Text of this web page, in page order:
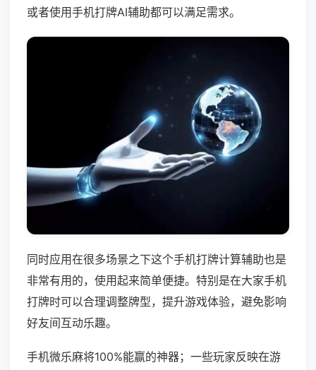
或者使用手机打牌AI辅助都可以满足需求。
同时应用在很多场景之下这个手机打牌计算辅助也是
非常有用的，使用起来简单便捷。特别是在大家手机
打牌时可以合理调整牌型，提升游戏体验，避免影响
好友间互动乐趣。
手机微乐麻将100%能赢的神器；一些玩家反映在游